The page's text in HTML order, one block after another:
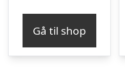
Gå til shop